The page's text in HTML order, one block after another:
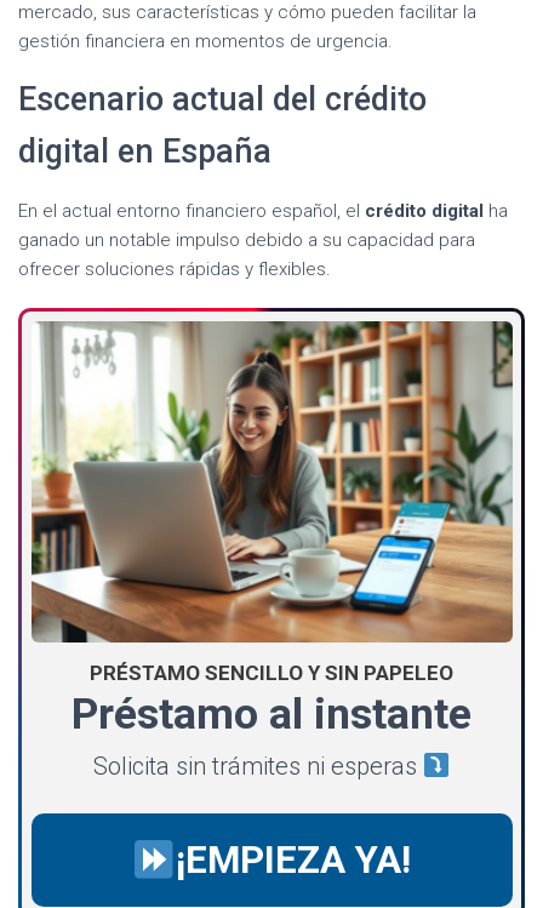
mercado, sus características y cómo pueden facilitar la
gestión financiera en momentos de urgencia.
Escenario actual del crédito
digital en España
En el actual entorno financiero español, el crédito digital ha
ganado un notable impulso debido a su capacidad para
ofrecer soluciones rápidas y flexibles.
PRÉSTAMO SENCILLO Y SIN PAPELEO
Préstamo al instante
Solicita sin trámites ni esperas
¡EMPIEZA YA!